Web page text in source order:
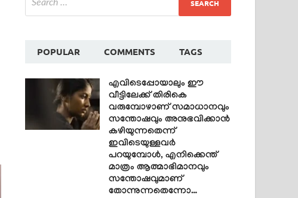
POPULAR COMMENTS TAGS
എവിടെപ്പോയാലും ഈ
വീട്ടിലേക്ക് തിരികെ
വരുമ്പോഴാണ് സമാധാനവും
സന്തോഷവും അനുഭവിക്കാൻ
കഴിയുന്നതെന്ന്
ഇവിടെയുള്ളവർ
പറയുമ്പോൾ, എനിക്കെന്ത്
മാത്രം ആത്മാഭിമാനവും
സന്തോഷവുമാണ്
തോന്നുന്നതെന്നോ…